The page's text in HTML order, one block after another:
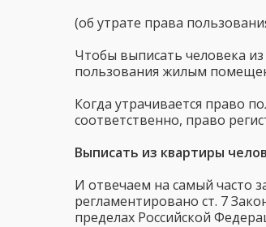
(об утрате права
Чтобы выписать человека
пользования жилым
Когда утрачивается право
соответственно, право
Выписать из квартиры
И отвечаем на самый часто
регламентировано ст. 7
пределах Российской